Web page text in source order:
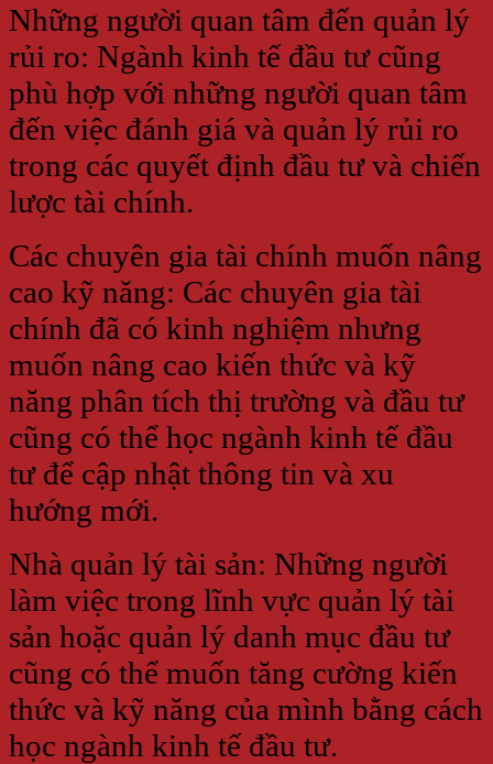
Những người quan tâm đến quản lý
rủi ro: Ngành kinh tế đầu tư cũng
phù hợp với những người quan tâm
đến việc đánh giá và quản lý rủi ro
trong các quyết định đầu tư và chiến
lược tài chính.
Các chuyên gia tài chính muốn nâng
cao kỹ năng: Các chuyên gia tài
chính đã có kinh nghiệm nhưng
muốn nâng cao kiến thức và kỹ
năng phân tích thị trường và đầu tư
cũng có thể học ngành kinh tế đầu
tư để cập nhật thông tin và xu
hướng mới.
Nhà quản lý tài sản: Những người
làm việc trong lĩnh vực quản lý tài
sản hoặc quản lý danh mục đầu tư
cũng có thể muốn tăng cường kiến
thức và kỹ năng của mình bằng cách
học ngành kinh tế đầu tư.